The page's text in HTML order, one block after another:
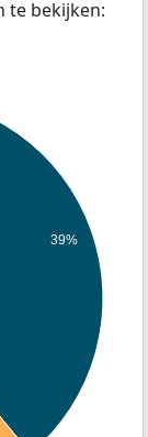
te bekijken:
39%